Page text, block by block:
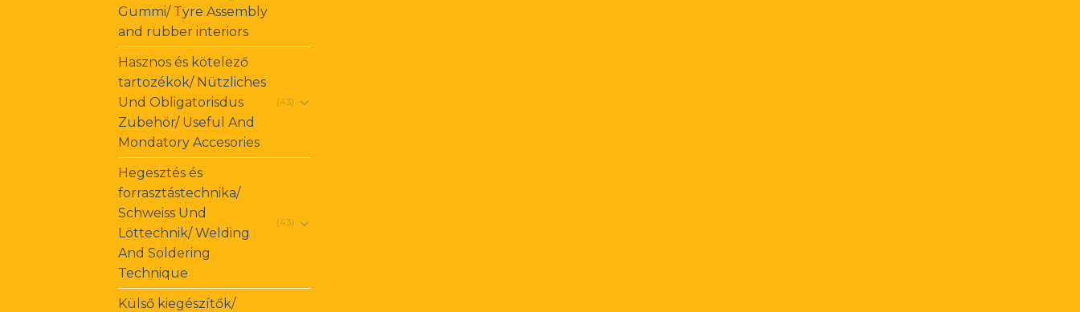
Gummi/ Tyre Assembly
and rubber interiors
Hasznos és kötelező
tartozékok/ Nützliches
Und Obligatorisdus
Zubehör/ Useful And
Mondatory Accesories
(43)
Hegesztés és
forrasztástechnika/
Schweiss Und
Löttechnik/ Welding
And Soldering
Technique
(43)
Külső kiegészítők/